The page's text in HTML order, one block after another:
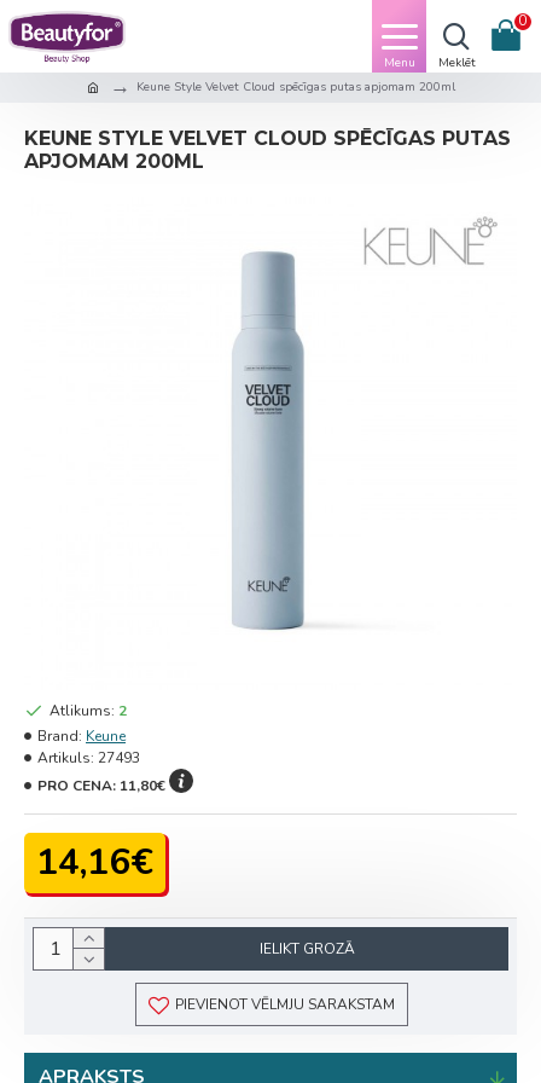
0
Keune Style Velvet Cloud spēcīgas putas apjomam 200ml
KEUNE STYLE VELVET CLOUD SPĒCĪGAS PUTAS
APJOMAM 200ML
14,16€
Atlikums: 2
Brand: Keune
Artikuls: 27493
PRO CENA: 11,80€
IELIKT GROZĀ
PIEVIENOT VĒLMJU SARAKSTAM
APRAKSTS